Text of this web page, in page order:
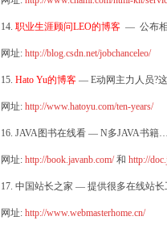
14. 职业生涯顾问LEO的博客 — 公布相
网址: http://blog.csdn.net/jobchanceleo/
15. Hato Yu的博客 — E动网主力人员?
网址: http://www.hatoyu.com/ten-years/
16. JAVA图书在线看 — N多JAVA书籍
网址: http://book.javanb.com/和 http://
17. 中国站长之家 — 提供很多在线站
网址: http://www.webmasterhome.cn/